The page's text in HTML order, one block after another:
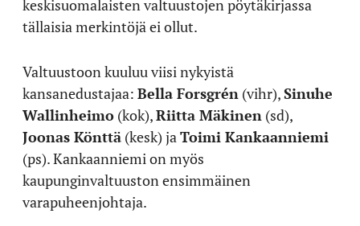
keskisuomalaisten valtuustojen pöytäkirjassa
tällaisia merkintöjä ei ollut.
Valtuustoon kuuluu viisi nykyistä
kansanedustajaa: Bella Forsgrén (vihr),Sinuhe
Wallinheimo (kok),Riitta Mäkinen (sd),
Joonas Könttä (kesk) jaToimi Kankaanniemi
(ps). Kankaanniemi on myös
kaupunginvaltuuston ensimmäinen
varapuheenjohtaja.